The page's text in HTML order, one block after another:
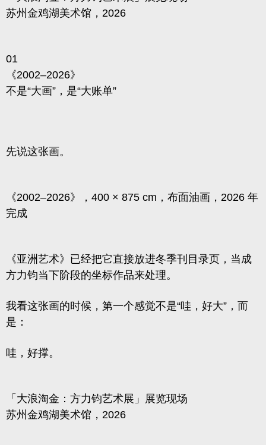
苏州金鸡湖美术馆，2026
01
《2002–2026》
不是“大画”，是“大账单”
先说这张画。
《2002–2026》，400 × 875 cm，布面油画，2026 年
完成
《亚洲艺术》已经把它直接放进冬季刊目录页，当成
方力钧当下阶段的坐标作品来处理。
我看这张画的时候，第一个感觉不是“哇，好大”，而
是：
哇，好撑。
「大浪淘金：方力钧艺术展」展览现场
苏州金鸡湖美术馆，2026